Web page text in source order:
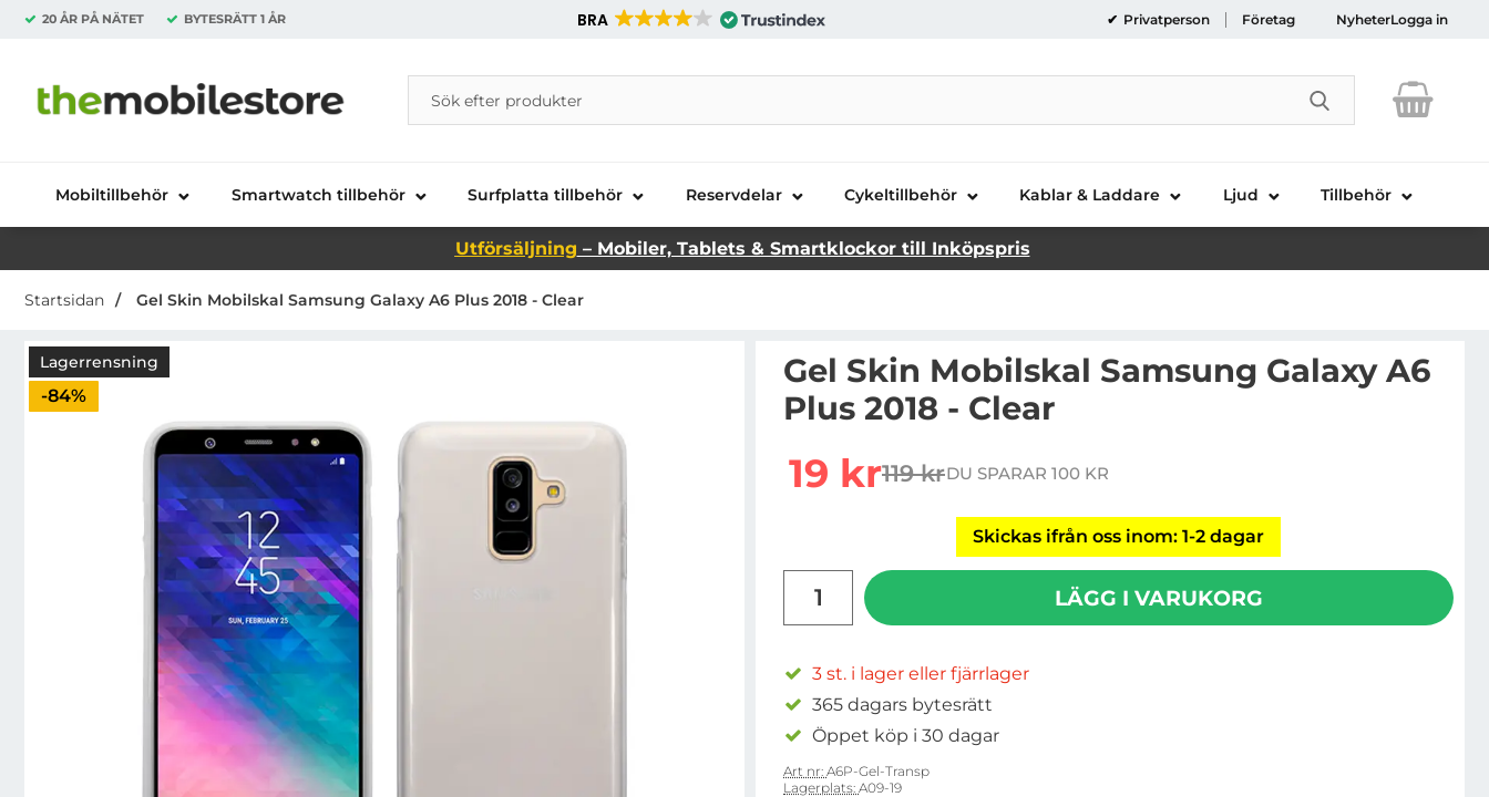
20 ÅR PÅ NÄTET BYTESRÄTT 1 ÅR BRA Privatperson Företag NyheterLogga in
Startsidan för Danira Telecom AB
Sök
Sök på Danira Telecom AB
Genomför
Mobiltillbehör Smartwatch tillbehör Surfplatta tillbehör Reservdelar Cykeltillbehör Kablar & Laddare Ljud Tillbehör
Utförsäljning – Mobiler, Tablets & Smartklockor till Inköpspris
Startsidan Gel Skin Mobilskal Samsung Galaxy A6 Plus 2018 - Clear
Lagerrensning
Priset är nedsatt med
-84%
Gel Skin Mobilskal Samsung Galaxy A6
Plus 2018 - Clear
rea pris
19 krtidigare pris
119 krDU SPARAR 100 KR
Skickas ifrån oss inom: 1-2 dagar
LÄGG I VARUKORG
3 st. i lager eller fjärrlager
365 dagars bytesrätt
Öppet köp i 30 dagar
Art nr: A6P-Gel-Transp
Lagerplats: A09-19